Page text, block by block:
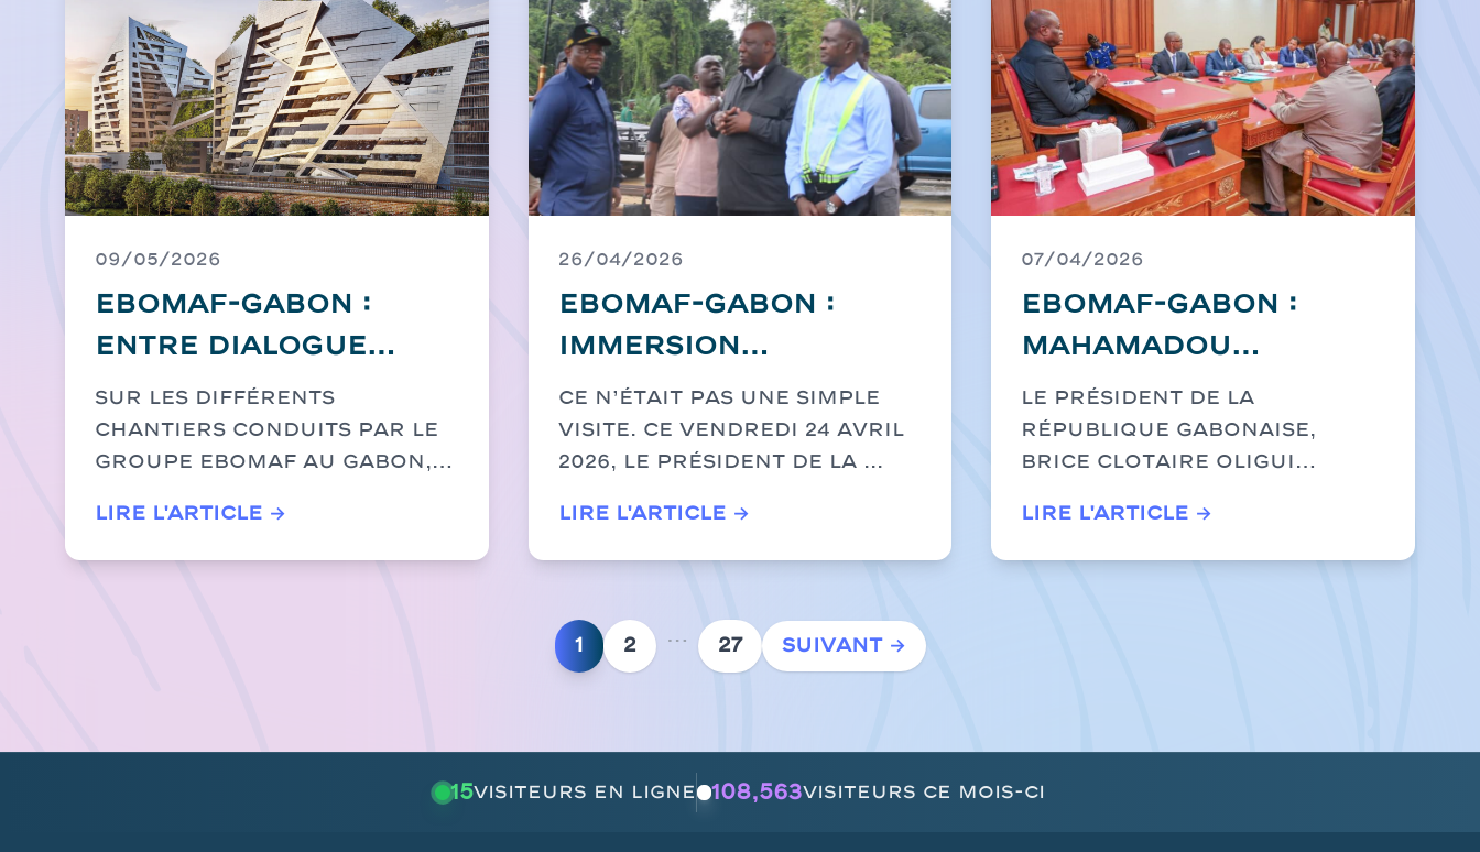
moderne et durable
09/05/2026
EBOMAF-GABON :
entre dialogue
social, rigueur et
engagement, les
chantiers gardent
le cap
Sur les différents
chantiers conduits par le
Groupe EBOMAF au Gabon,
Lire l'article →
26/04/2026
EBOMAF-GABON :
immersion
présidentielle au
plus près de
l’action sur le
chantier
stratégique Ntoum-
Ce n’était pas une simple
visite. Ce vendredi 24 avril
2026, le Président de la ...
Lire l'article →
07/04/2026
EBOMAF-GABON :
Mahamadou
Bonkoungou au
cœur de
l’accélération des
grands chantiers
routiers avec le
Le Président de la
République gabonaise,
Brice Clotaire Oligui
Lire l'article →
1 2 … 27 Suivant →
21visiteurs en ligne 108,568visiteurs ce mois-ci